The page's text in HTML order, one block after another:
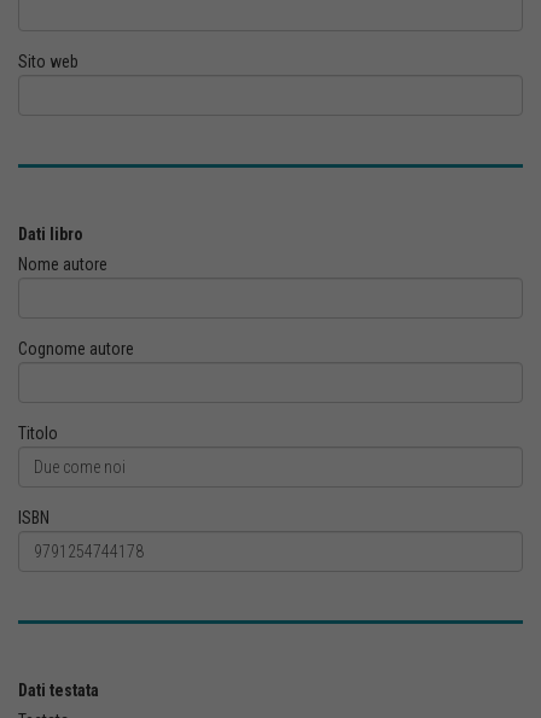
Sito web
Dati libro
Nome autore
Cognome autore
Titolo
ISBN
Dati testata